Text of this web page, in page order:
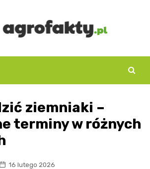
ziemniaki –
terminy w różnych
16 lutego 2026